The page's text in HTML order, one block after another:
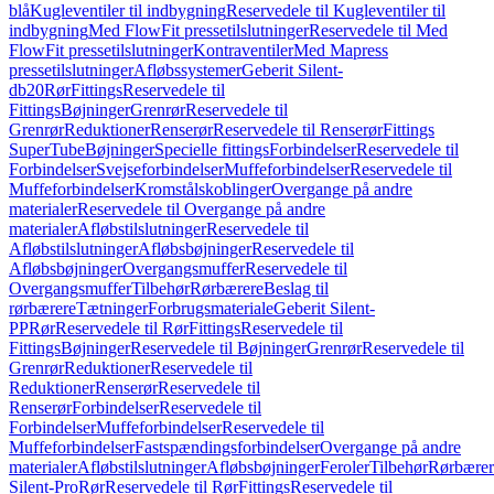
blåKugleventiler til indbygningReservedele til Kugleventiler til
indbygningMed FlowFit pressetilslutningerReservedele til Med
FlowFit pressetilslutningerKontraventilerMed Mapress
pressetilslutningerAfløbssystemerGeberit Silent-
db20RørFittingsReservedele til
FittingsBøjningerGrenrørReservedele til
GrenrørReduktionerRenserørReservedele til RenserørFittings
SuperTubeBøjningerSpecielle fittingsForbindelserReservedele til
ForbindelserSvejseforbindelserMuffeforbindelserReservedele til
MuffeforbindelserKromstålskoblingerOvergange på andre
materialerReservedele til Overgange på andre
materialerAfløbstilslutningerReservedele til
AfløbstilslutningerAfløbsbøjningerReservedele til
AfløbsbøjningerOvergangsmufferReservedele til
OvergangsmufferTilbehørRørbærereBeslag til
rørbærereTætningerForbrugsmaterialeGeberit Silent-
PPRørReservedele til RørFittingsReservedele til
FittingsBøjningerReservedele til BøjningerGrenrørReservedele til
GrenrørReduktionerReservedele til
ReduktionerRenserørReservedele til
RenserørForbindelserReservedele til
ForbindelserMuffeforbindelserReservedele til
MuffeforbindelserFastspændingsforbindelserOvergange på andre
materialerAfløbstilslutningerAfløbsbøjningerFerolerTilbehør
Silent-ProRørReservedele til RørFittingsReservedele til